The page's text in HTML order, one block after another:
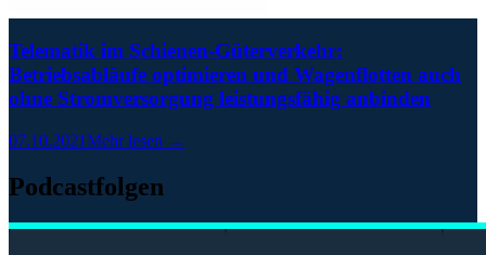
Telematik im Schienen-Güterverkehr:
Betriebsabläufe optimieren und Wagenflotten auch
ohne Stromversorgung leistungsfähig anbinden
07.10.2021Mehr lesen →
Podcastfolgen